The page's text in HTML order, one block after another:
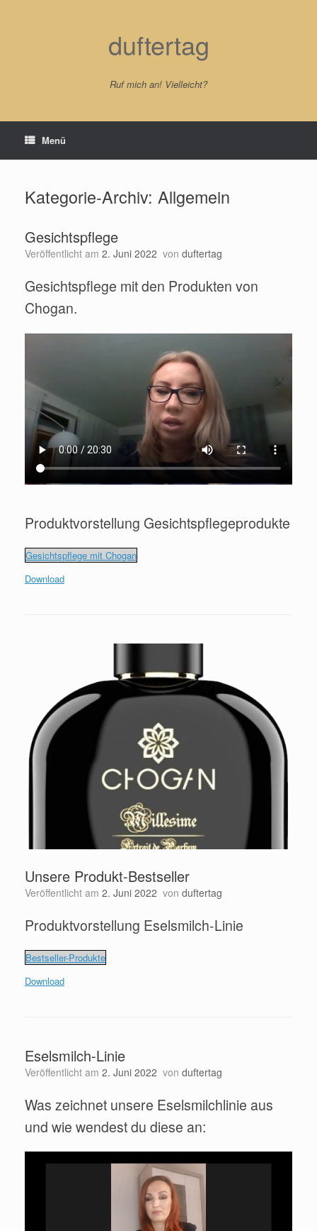
duftertag
Ruf mich an! Vielleicht?
Menü
Kategorie-Archiv: Allgemein
Gesichtspflege
Veröffentlicht am 2. Juni 2022 von duftertag
Gesichtspflege mit den Produkten von
Chogan.
Produktvorstellung Gesichtspflegeprodukte
Gesichtspflege mit Chogan
Download
Unsere Produkt-Bestseller
Veröffentlicht am 2. Juni 2022 von duftertag
Produktvorstellung Eselsmilch-Linie
Bestseller-Produkte
Download
Eselsmilch-Linie
Veröffentlicht am 2. Juni 2022 von duftertag
Was zeichnet unsere Eselsmilchlinie aus
und wie wendest du diese an: